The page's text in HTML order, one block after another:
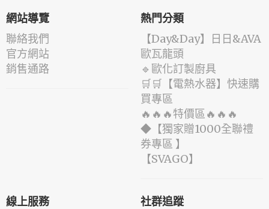
網站導覽
聯絡我們
官方網站
銷售通路
熱門分類
️【Day&Day】️日日&AVA
歐瓦龍頭
🔹歐化訂製廚具
🛒🛒【電熱水器】快速購
買專區
🔥🔥🔥特價區🔥🔥🔥
◆【獨家贈1000全聯禮
券專區 】
️【SVAGO】️
線上服務 社群追蹤